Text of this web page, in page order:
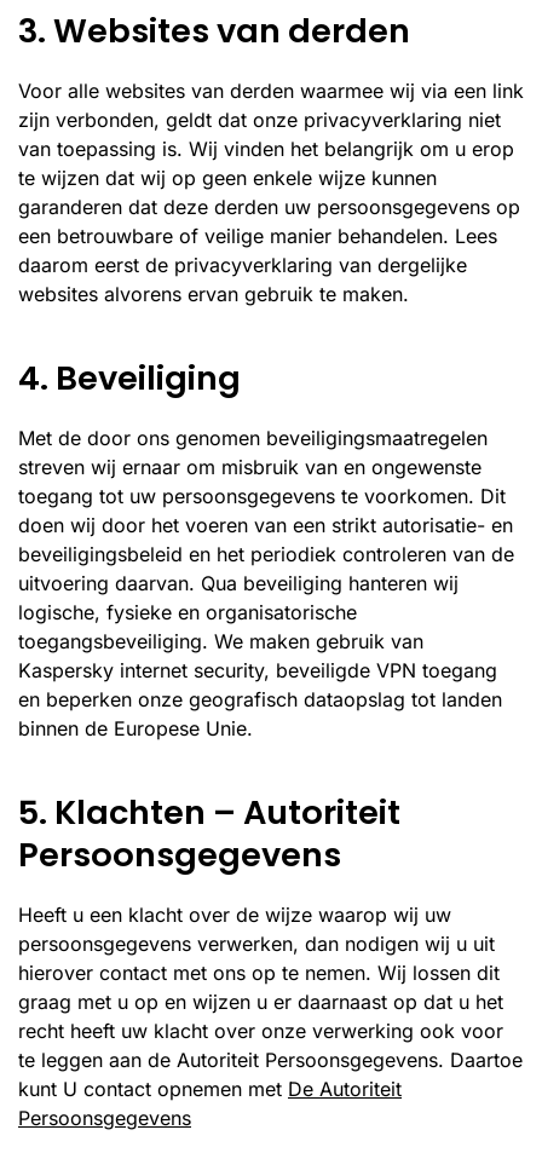
3. Websites van derden
Voor alle websites van derden waarmee wij via een link
zijn verbonden, geldt dat onze privacyverklaring niet
van toepassing is. Wij vinden het belangrijk om u erop
te wijzen dat wij op geen enkele wijze kunnen
garanderen dat deze derden uw persoonsgegevens op
een betrouwbare of veilige manier behandelen. Lees
daarom eerst de privacyverklaring van dergelijke
websites alvorens ervan gebruik te maken.
4. Beveiliging
Met de door ons genomen beveiligingsmaatregelen
streven wij ernaar om misbruik van en ongewenste
toegang tot uw persoonsgegevens te voorkomen. Dit
doen wij door het voeren van een strikt autorisatie- en
beveiligingsbeleid en het periodiek controleren van de
uitvoering daarvan. Qua beveiliging hanteren wij
logische, fysieke en organisatorische
toegangsbeveiliging. We maken gebruik van
Kaspersky internet security, beveiligde VPN toegang
en beperken onze geografisch dataopslag tot landen
binnen de Europese Unie.
5. Klachten – Autoriteit
Persoonsgegevens
Heeft u een klacht over de wijze waarop wij uw
persoonsgegevens verwerken, dan nodigen wij u uit
hierover contact met ons op te nemen. Wij lossen dit
graag met u op en wijzen u er daarnaast op dat u het
recht heeft uw klacht over onze verwerking ook voor
te leggen aan de Autoriteit Persoonsgegevens. Daartoe
kunt U contact opnemen met De Autoriteit
Persoonsgegevens